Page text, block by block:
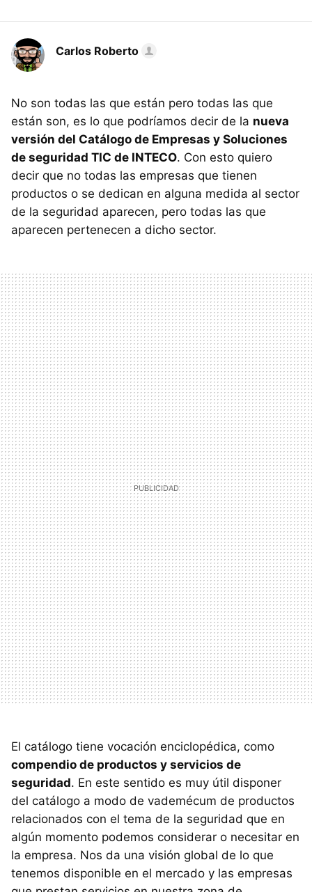
Carlos Roberto
No son todas las que están pero todas las que
están son, es lo que podríamos decir de la nueva
versión del Catálogo de Empresas y Soluciones
de seguridad TIC de INTECO. Con esto quiero
decir que no todas las empresas que tienen
productos o se dedican en alguna medida al sector
de la seguridad aparecen, pero todas las que
aparecen pertenecen a dicho sector.
El catálogo tiene vocación enciclopédica, como
compendio de productos y servicios de
seguridad. En este sentido es muy útil disponer
del catálogo a modo de vademécum de productos
relacionados con el tema de la seguridad que en
algún momento podemos considerar o necesitar en
la empresa. Nos da una visión global de lo que
tenemos disponible en el mercado y las empresas